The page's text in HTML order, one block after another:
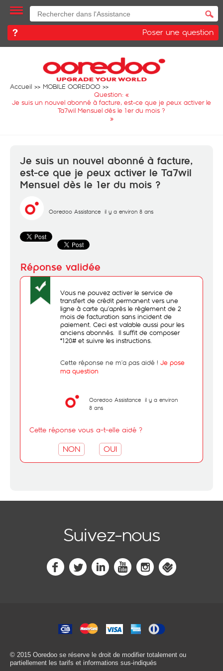
Poser une question
Accueil
MOBILE OOREDOO
Question: «
Je suis un nouvel abonné à facture, est-ce que je peux activer le
Ta7wil Mensuel dès le 1er du mois ?
»
Je suis un nouvel abonné à facture,
est-ce que je peux activer le Ta7wil
Mensuel dès le 1er du mois ?
Ooredoo Assistance il y a environ 8 ans
Vous ne pouvez activer le service de
transfert de crédit permanent vers une
ligne à carte qu’après le règlement de 2
mois de facturation sans incident de
paiement. Ceci est valable aussi pour les
anciens abonnés. Il suffit de composer
*120# et suivre les instructions.
Cette réponse ne m’a pas aidé ! Je pose
ma question
Ooredoo Assistance il y a environ
8 ans
Cette réponse vous a-t-elle aidé ?
NON OUI
Suivez-nous
© 2015 Ooredoo se réserve le droit de modifier totalement ou
partiellement les tarifs et informations sus-indiqués